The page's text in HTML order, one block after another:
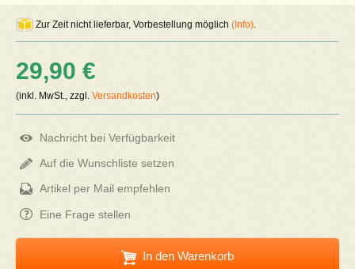
Zur Zeit nicht lieferbar, Vorbestellung möglich(Info)
29,90 €
(inkl. MwSt., zzgl.Versandkosten)
Nachricht bei Verfügbarkeit
Auf die Wunschliste setzen
Artikel per Mail empfehlen
Eine Frage stellen
In den Warenkorb